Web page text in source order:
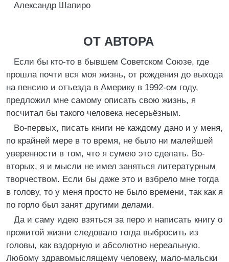
Александр Шапиро
ОТ АВТОРА
Если бы кто-то в бывшем Советском Союзе, где
прошла почти вся моя жизнь, от рождения до выхода
на пенсию и отъезда в Америку в 1992-ом году,
предложил мне самому описать свою жизнь, я
посчитал бы такого человека несерьёзным.
Во-первых, писать книги не каждому дано и у меня,
по крайней мере в то время, не было ни малейшей
уверенности в том, что я сумею это сделать. Во-
вторых, я и мысли не имел заняться литературным
творчеством. Если бы даже это и взбрело мне тогда
в голову, то у меня просто не было времени, так как я
по горло был занят другими делами.
Да и саму идею взяться за перо и написать книгу о
прожитой жизни следовало тогда выбросить из
головы, как вздорную и абсолютно нереальную.
Любому здравомыслящему человеку, мало-мальски